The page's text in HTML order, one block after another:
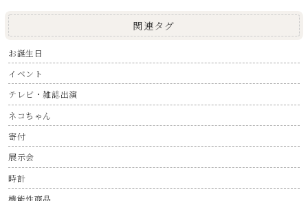
関連タグ
お誕生日
イベント
テレビ・雑誌出演
ネコちゃん
寄付
展示会
時計